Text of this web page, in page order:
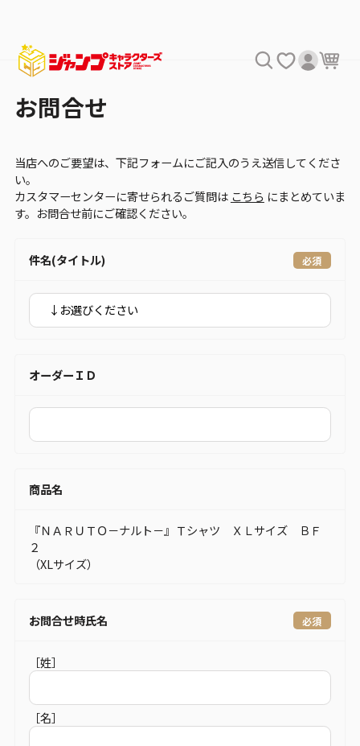
お問合せ
当店へのご要望は、下記フォームにご記入のうえ送信してくださ
い。
カスタマーセンターに寄せられるご質問は こちら にまとめていま
す。お問合せ前にご確認ください。
件名(タイトル)
オーダーＩＤ
商品名
『ＮＡＲＵＴＯ－ナルト－』Ｔシャツ ＸＬサイズ ＢＦ
２
（XLサイズ）
お問合せ時氏名
［姓］
［名］